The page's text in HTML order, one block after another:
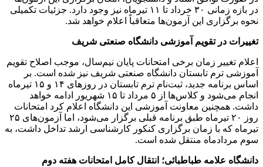
در بازه زمانی ۳۰ خرداد تا ۱۱ تیرماه نیز وجود دارد. جزئیات تکمیلی
نحوه برگزاری این آزمون‌ها متعاقباً اعلام خواهد شد.
تغییرات در تقویم آموزشی دانشگاه صنعتی شریف
اعلام تغییر زمان برخی امتحانات پایان نیم‌سال، موجب اصلاح تقویم
آموزشی ترم تابستان دانشگاه صنعتی شریف نیز شده است. بر
اساس برنامه جدید، ثبت‌نام ترم تابستان در روزهای ۱۴ و ۱۵ تیرماه
انجام می‌شود و کلاس‌ها از ۵ مرداد تا ۱۵ شهریور ادامه خواهد
داشت. همچنین معاونت آموزشی این دانشگاه اعلام کرد امتحانات
روز ۲۰ تیرماه طبق برنامه قبلی برگزار می‌شود، اما آزمون‌های ۲۵
تیرماه که با زمان برگزاری کنکور کارشناسی ارشد تداخل داشت، به
سوم مردادماه منتقل شده است.
دانشگاه علامه طباطبائی؛ انتقال کامل امتحانات هفته دوم